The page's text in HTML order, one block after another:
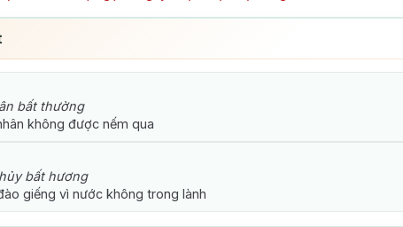
bất thường
không được nếm qua
bất hương
giếng vì nước không trong lành